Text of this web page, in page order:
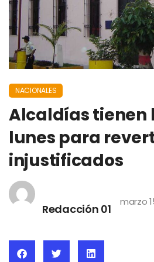
NACIONALES
Alcaldías tienen
lunes para
injustificados
Redacción 01
marzo